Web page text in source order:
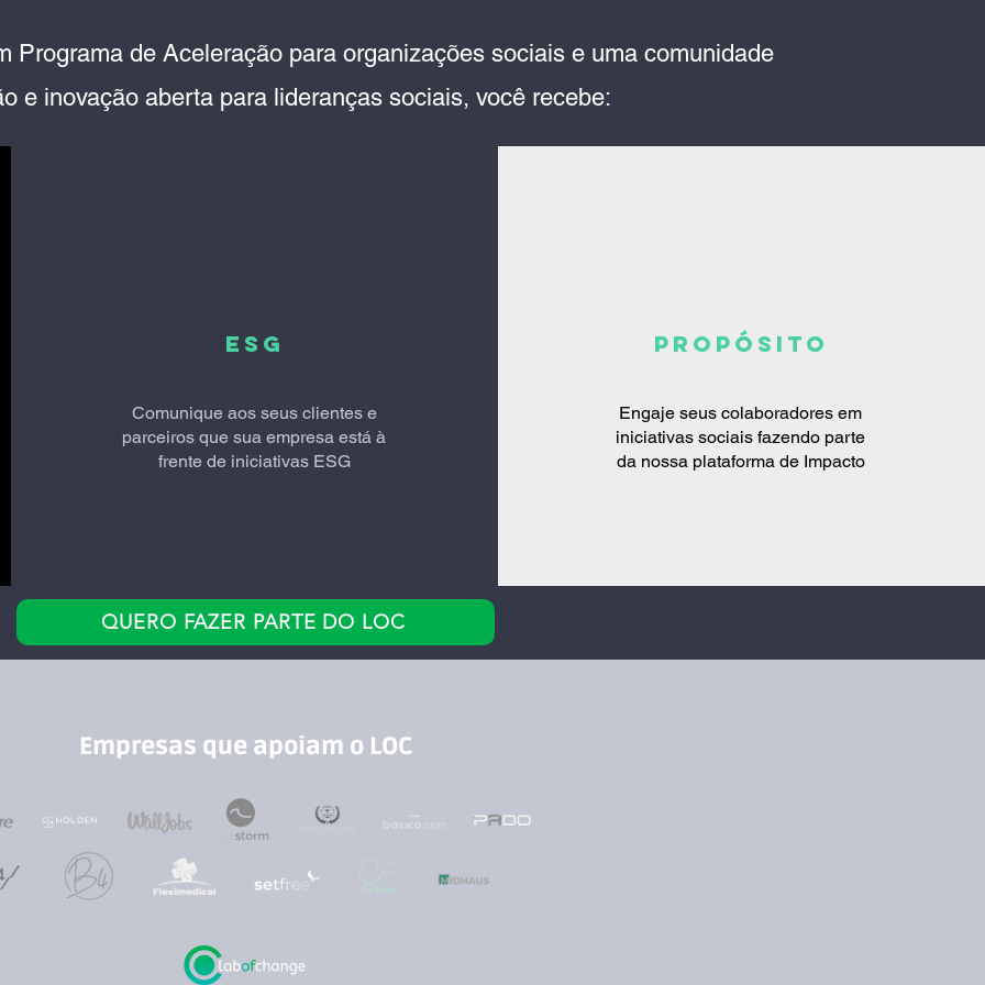
Programa de Aceleração para organizações sociais e uma comunidade
e inovação aberta para lideranças sociais, você recebe:
ESG
Comunique aos seus clientes e
parceiros que sua empresa está à
frente de iniciativas ESG
PROPÓSITO
Engaje seus colaboradores em
iniciativas sociais fazendo parte
da nossa plataforma de Impacto
QUERO FAZER PARTE DO LOC
Empresas que apoiam o LOC